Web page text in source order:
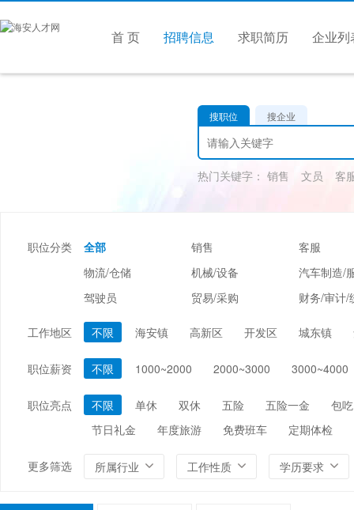
首 页 招聘信息 求职简历 企业列
搜职位 搜企业
热门关键字： 销售 文员 客
职位分类 全部 销售
客服
物流/仓储
机械/设备
汽车制造/
驾驶员
贸易/采购
财务/审计/
美容/美发
编辑/出版/印刷
金融/证券/投资
保险
能源/电力/矿产
化工 环保
工作地区 不限 海安镇 高新区 开发区 城东镇
职位薪资 不限 1000~2000 2000~3000 3000~4000
职位亮点 不限 单休 双休 五险 五险一金
包吃
节日礼金
年度旅游 免费班车 定期体检
更多筛选 所属行业 工作性质 学历要求